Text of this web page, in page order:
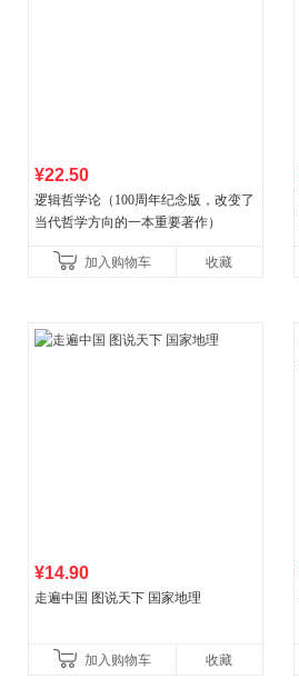
¥22.50
逻辑哲学论（100周年纪念版，改变了
当代哲学方向的一本重要著作）
加入购物车 收藏
¥14.90
走遍中国 图说天下 国家地理
加入购物车 收藏